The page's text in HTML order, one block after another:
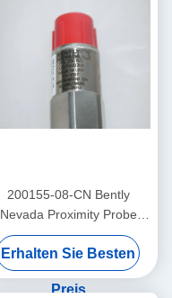
200155-08-CN Bently
Nevada Proximity Probe
Niedrigfrequenz
Trendmaster Pro
Beschleuniger
Erhalten Sie Besten
Preis